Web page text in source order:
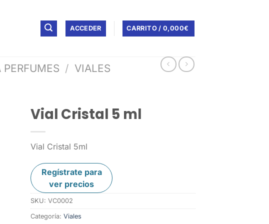
ACCEDER CARRITO /0,000€
PERFUMES / VIALES
Vial Cristal 5 ml
Vial Cristal 5ml
Regístrate para
ver precios
SKU: VC0002
Categoría: Viales